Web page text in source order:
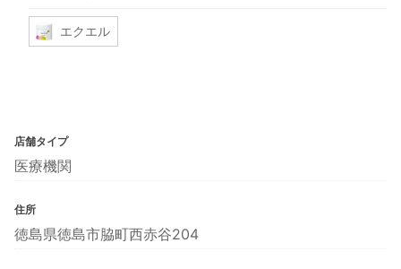
エクエル
店舗タイプ
医療機関
住所
徳島県徳島市脇町西赤谷204